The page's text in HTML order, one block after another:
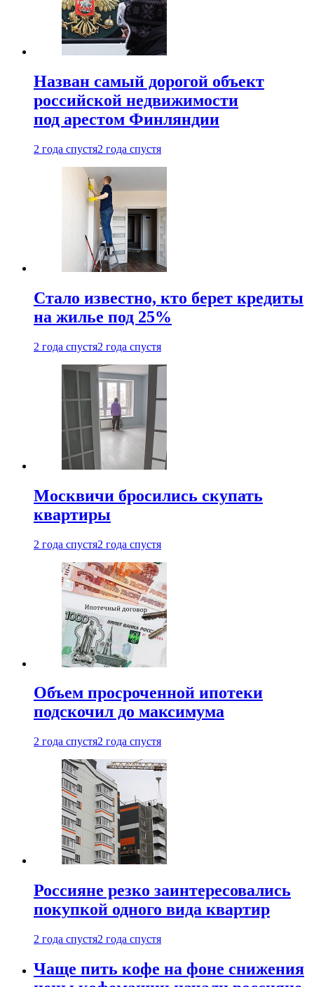
Назван самый дорогой объект
российской недвижимости
под арестом Финляндии
2 года спустя2 года спустя
Стало известно, кто берет кредиты
на жилье под 25%
2 года спустя2 года спустя
Москвичи бросились скупать
квартиры
2 года спустя2 года спустя
Объем просроченной ипотеки
подскочил до максимума
2 года спустя2 года спустя
Россияне резко заинтересовались
покупкой одного вида квартир
2 года спустя2 года спустя
Чаще пить кофе на фоне снижения